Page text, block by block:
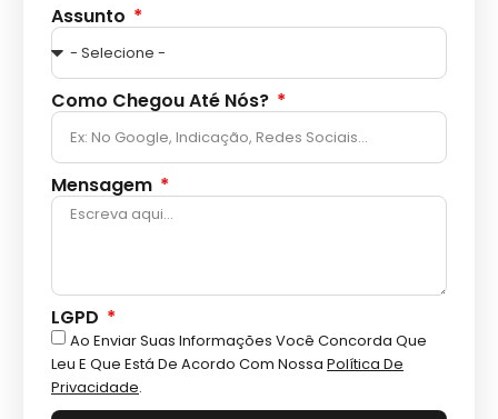
Assunto
Como Chegou Até Nós?
Mensagem
LGPD
Ao Enviar Suas Informações Você Concorda Que
Leu E Que Está De Acordo Com Nossa Política De
Privacidade.